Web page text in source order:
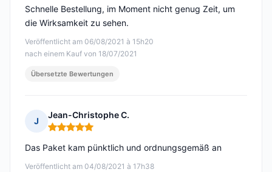
Veröffentlicht am 06/08/2021 à 15h20
nach einem Kauf von 18/07/2021
Schnelle Bestellung, im Moment nicht genug Zeit, um
die Wirksamkeit zu sehen.
Übersetzte Bewertungen
J
Jean-Christophe C.
Hinweis: 5 von 5
Veröffentlicht am 04/08/2021 à 17h38
Das Paket kam pünktlich und ordnungsgemäß an